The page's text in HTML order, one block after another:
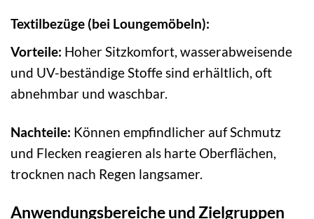
Textilbezüge (bei Loungemöbeln):
Vorteile: Hoher Sitzkomfort, wasserabweisende
und UV-beständige Stoffe sind erhältlich, oft
abnehmbar und waschbar.
Nachteile: Können empfindlicher auf Schmutz
und Flecken reagieren als harte Oberflächen,
trocknen nach Regen langsamer.
Anwendungsbereiche und Zielgruppen